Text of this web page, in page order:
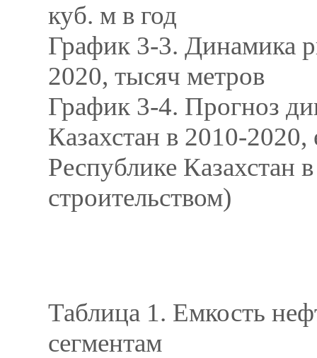
куб. м в год
График 3-3. Динамика
2020, тысяч метров
График 3-4. Прогноз
Казахстан в 2010-
Республике Казахстан
строительством)
Таблица 1. Емкость
сегментам